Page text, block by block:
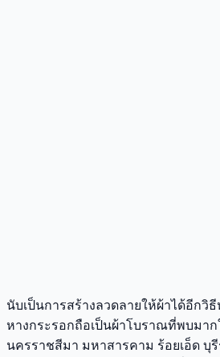
นับเป็นการสร้างลวดลายให้ผ้าได้อีกวิ
หางกระรอกถือเป็นผ้าโบราณที่พบมา
นครราชสีมา มหาสารคาม ร้อยเอ็ด บุ